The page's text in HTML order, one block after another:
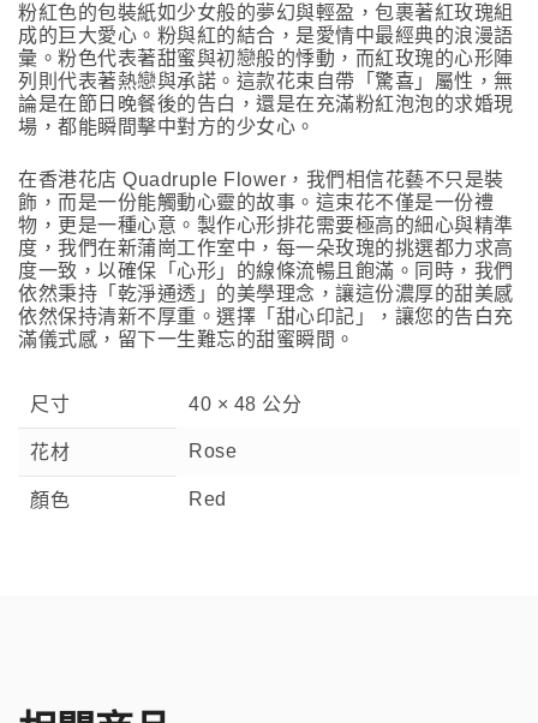
粉紅色的包裝紙如少女般的夢幻與輕盈，包裹著紅玫瑰組
成的巨大愛心。粉與紅的結合，是愛情中最經典的浪漫語
彙。粉色代表著甜蜜與初戀般的悸動，而紅玫瑰的心形陣
列則代表著熱戀與承諾。這款花束自帶「驚喜」屬性，無
論是在節日晚餐後的告白，還是在充滿粉紅泡泡的求婚現
場，都能瞬間擊中對方的少女心。
在香港花店 Quadruple Flower，我們相信花藝不只是裝
飾，而是一份能觸動心靈的故事。這束花不僅是一份禮
物，更是一種心意。製作心形排花需要極高的細心與精準
度，我們在新蒲崗工作室中，每一朵玫瑰的挑選都力求高
度一致，以確保「心形」的線條流暢且飽滿。同時，我們
依然秉持「乾淨通透」的美學理念，讓這份濃厚的甜美感
依然保持清新不厚重。選擇「甜心印記」，讓您的告白充
滿儀式感，留下一生難忘的甜蜜瞬間。
尺寸 40 × 48 公分
花材 Rose
顏色 Red